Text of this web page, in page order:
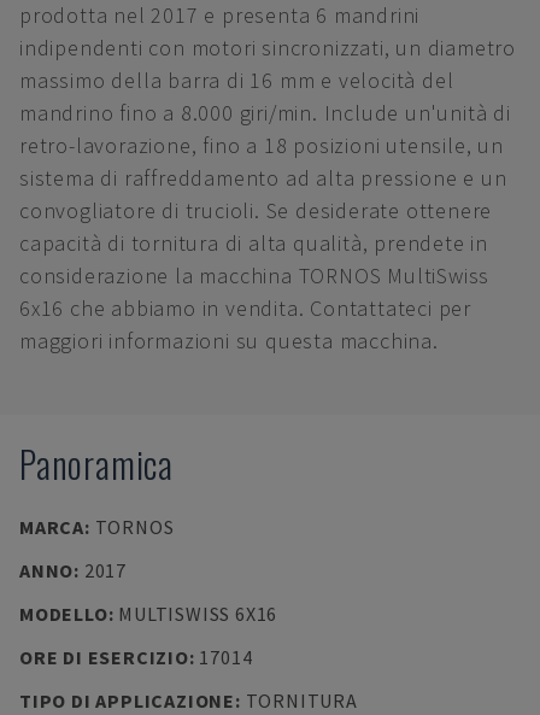
prodotta nel 2017 e presenta 6 mandrini
indipendenti con motori sincronizzati, un diametro
massimo della barra di 16 mm e velocità del
mandrino fino a 8.000 giri/min. Include un'unità di
retro-lavorazione, fino a 18 posizioni utensile, un
sistema di raffreddamento ad alta pressione e un
convogliatore di trucioli. Se desiderate ottenere
capacità di tornitura di alta qualità, prendete in
considerazione la macchina TORNOS MultiSwiss
6x16 che abbiamo in vendita. Contattateci per
maggiori informazioni su questa macchina.
Panoramica
MARCA: TORNOS
ANNO: 2017
MODELLO: MULTISWISS 6X16
ORE DI ESERCIZIO: 17014
TIPO DI APPLICAZIONE: TORNITURA